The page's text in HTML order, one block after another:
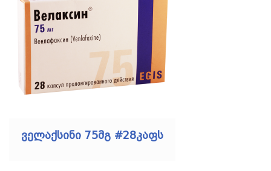
ველაქსინი 75მგ #28კაფს